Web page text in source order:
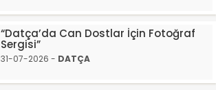
“Datça’da Can Dostlar İçin Fotoğraf
Sergisi”
31-07-2026 - DATÇA